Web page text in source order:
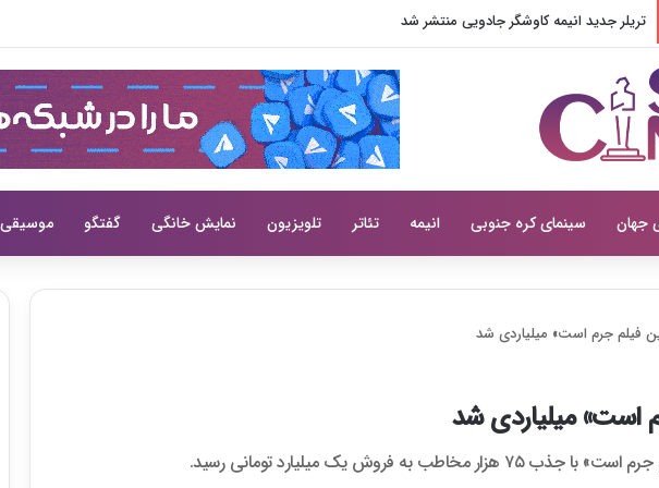
تاریخ پخش انیمه مرد میانسال عاشق چیزهای بامزه اعلام شد
جهان سینمای کره جنوبی انیمه تئاتر تلویزیون نمایش خانگی گفتگو موسیقی
فیلم جرم است» میلیاردی شد
است» میلیاردی شد
به فروش یک میلیارد تومانی رسید.